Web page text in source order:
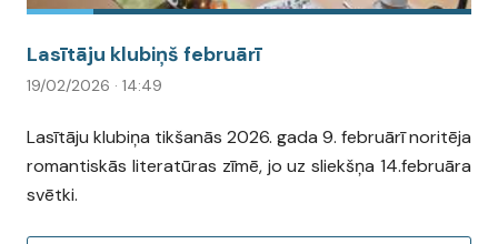
Lasītāju klubiņš februārī
19/02/2026 · 14:49
Lasītāju klubiņa tikšanās 2026. gada 9. februārī noritēja
romantiskās literatūras zīmē, jo uz sliekšņa 14.februāra
svētki.